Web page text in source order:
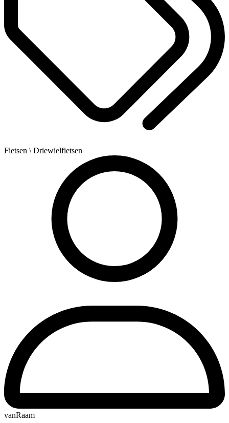
Fietsen \ Driewielfietsen
vanRaam